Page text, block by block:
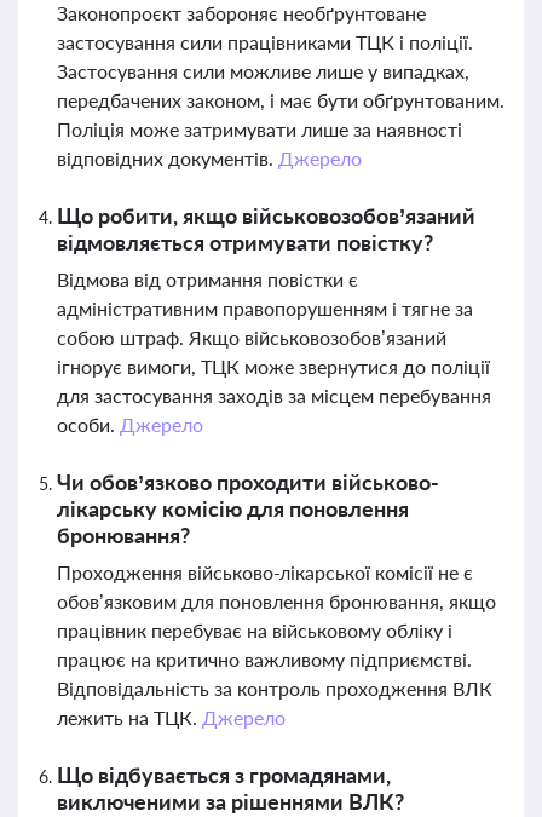
Законопроєкт забороняє необґрунтоване
застосування сили працівниками ТЦК і поліції.
Застосування сили можливе лише у випадках,
передбачених законом, і має бути обґрунтованим.
Поліція може затримувати лише за наявності
відповідних документів. Джерело
Що робити, якщо військовозобов’язаний
відмовляється отримувати повістку?
Відмова від отримання повістки є
адміністративним правопорушенням і тягне за
собою штраф. Якщо військовозобов’язаний
ігнорує вимоги, ТЦК може звернутися до поліції
для застосування заходів за місцем перебування
особи. Джерело
Чи обов’язково проходити військово-
лікарську комісію для поновлення
бронювання?
Проходження військово-лікарської комісії не є
обов’язковим для поновлення бронювання, якщо
працівник перебуває на військовому обліку і
працює на критично важливому підприємстві.
Відповідальність за контроль проходження ВЛК
лежить на ТЦК. Джерело
Що відбувається з громадянами,
виключеними за рішеннями ВЛК?